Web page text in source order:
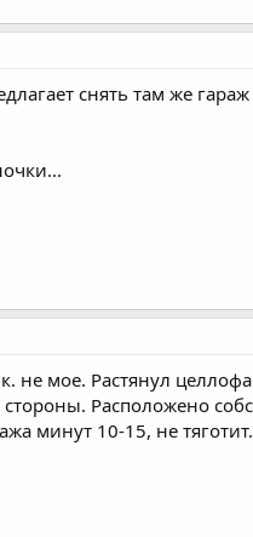
снять там же
мое. Растянул
Расположено
минут 10-15, не тяготит.